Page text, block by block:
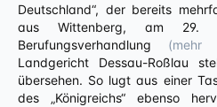
Deutschland“, der bereits
aus Wittenberg, am
Berufungsverhandlung (mehr
Landgericht Dessau-Roßlau
übersehen. So lugt aus einer
des „Königreichs“ ebenso